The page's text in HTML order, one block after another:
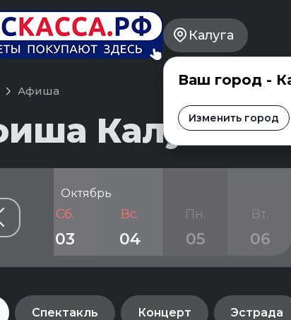
Калуга
Ваш город -
Изменить город
Афиша
Калуги на
Октябрь
Сб.
03
Вс.
04
Пн.
05
Вт.
06
Спектакль Концерт Эстрада